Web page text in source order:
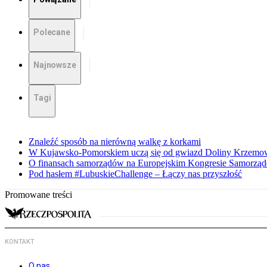
Polecane
Najnowsze
Tagi
Znaleźć sposób na nierówną walkę z korkami
W Kujawsko-Pomorskiem uczą się od gwiazd Doliny
O finansach samorządów na Europejskim Kongresie
Pod hasłem #LubuskieChallenge – Łączy nas przyszłość
Promowane treści
KONTAKT